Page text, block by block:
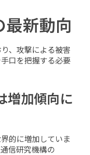
最新動向
、攻撃による被害
口を把握する必要
増加傾向に
的に増加していま
信研究機構の